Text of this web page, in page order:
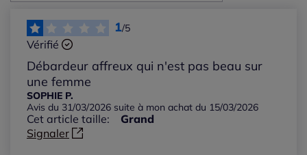
Les plus récents
Les plus anciens
Notes les plus élevées
Notes les plus basses
1/5
Vérifié
Débardeur affreux qui n'est pas beau sur
une femme
SOPHIE P.
Avis du 31/03/2026 suite à mon achat du 15/03/2026
Cet article taille:
Grand
Signaler